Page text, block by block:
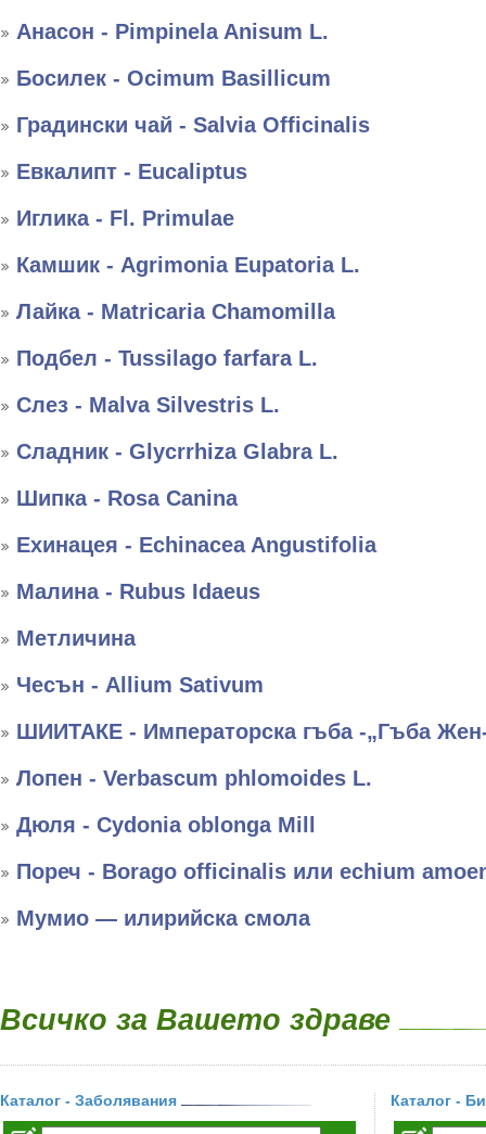
Анасон - Pimpinela Anisum L.
Босилек - Ocimum Basillicum
Градински чай - Salvia Officinalis
Евкалипт - Eucaliptus
Иглика - Fl. Primulae
Камшик - Agrimonia Eupatoria L.
Лайка - Matricaria Chamomilla
Подбел - Tussilago farfara L.
Слез - Malva Silvestris L.
Сладник - Glycrrhiza Glabra L.
Шипка - Rosa Canina
Ехинацея - Echinacea Angustifolia
Малина - Rubus Idaeus
Метличина
Чесън - Allium Sativum
ШИИТАКЕ - Императорска гъба -„Гъба
Лопен - Verbascum phlomoides L.
Дюля - Cydonia oblonga Mill
Пореч - Borago officinalis или echium
Мумио — илирийска смола
Всичко за Вашето здраве
Каталог - Заболявания Каталог -